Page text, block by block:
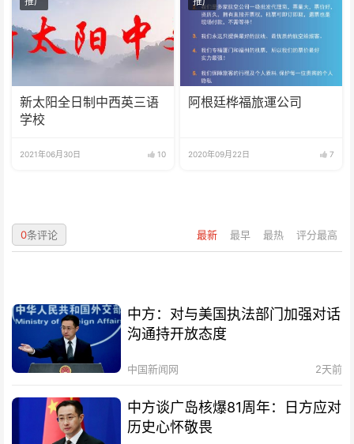
新太阳全日制中西英三语
学校
2021年06月30日 10
阿根廷桦福旅運公司
2020年09月22日 7
最新 最早 最热 评分最高
0条评论
中方：对与美国执法部门加强对话
沟通持开放态度
中国新闻网 2天前
中方谈广岛核爆81周年：日方应对
历史心怀敬畏